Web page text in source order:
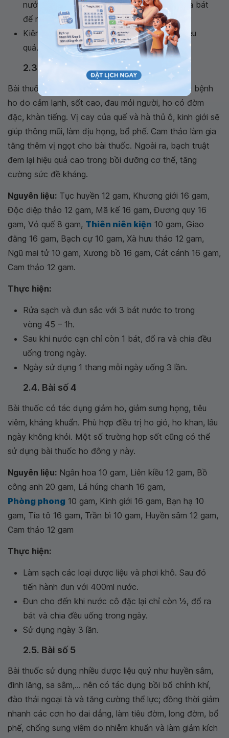
nước. Khi thuốc cô lại còn một nửa, thì rót ra bát
để nguội uống 2 lần 1 ngày.
Kiên trì sử dụng 1 đến 2 tuần để có được hiệu
quả.
2.3. Bài số 3
Bài thuốc trị ho đông y này đặc biệt phù hợp với bệnh
ho do cảm lạnh, sốt cao, đau mỏi người, ho có đờm
đặc, khàn tiếng. Vị cay của quế và hà thủ ô, kinh giới sẽ
giúp thông mũi, làm dịu họng, bổ phế. Cam thảo làm gia
tăng thêm vị ngọt cho bài thuốc. Ngoài ra, bạch truật
đem lại hiệu quả cao trong bồi dưỡng cơ thể, tăng
cường sức đề kháng.
Nguyên liệu: Tục huyền 12 gam, Khương giới 16 gam,
Độc diệp thảo 12 gam, Mã kế 16 gam, Đương quy 16
gam, Vỏ quế 8 gam, Thiên niên kiện 10 gam, Giao
đằng 16 gam, Bạch cự 10 gam, Xà hưu thảo 12 gam,
Ngũ mai tử 10 gam, Xương bồ 16 gam, Cát cánh 16 gam,
Cam thảo 12 gam.
Thực hiện:
Rửa sạch và đun sắc với 3 bát nước to trong
vòng 45 – 1h.
Sau khi nước cạn chỉ còn 1 bát, đổ ra và chia đều
uống trong ngày.
Ngày sử dụng 1 thang mỗi ngày uống 3 lần.
2.4. Bài số 4
Bài thuốc có tác dụng giảm ho, giảm sưng họng, tiêu
viêm, kháng khuẩn. Phù hợp điều trị ho gió, ho khan, lâu
ngày không khỏi. Một số trường hợp sốt cũng có thể
sử dụng bài thuốc ho đông y này.
Nguyên liệu: Ngân hoa 10 gam, Liên kiều 12 gam, Bồ
công anh 20 gam, Lá húng chanh 16 gam,
Phòng phong 10 gam, Kinh giới 16 gam, Bạn hạ 10
gam, Tía tô 16 gam, Trần bì 10 gam, Huyền sâm 12 gam,
Cam thảo 12 gam
Thực hiện:
Làm sạch các loại dược liệu và phơi khô. Sau đó
tiến hành đun với 400ml nước.
Đun cho đến khi nước cô đặc lại chỉ còn 1⁄2, đổ ra
bát và chia đều uống trong ngày.
Sử dụng ngày 3 lần.
2.5. Bài số 5
Bài thuốc sử dụng nhiều dược liệu quý như huyền sâm,
đinh lăng, sa sâm,... nên có tác dụng bồi bổ chính khí,
đào thải ngoại tà và tăng cường thể lực; đồng thời giảm
nhanh các cơn ho dai dẳng, làm tiêu đờm, long đờm, bổ
phế, chống sưng viêm do nhiễm khuẩn và làm giảm kích